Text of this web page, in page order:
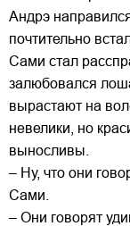
Андрэ
почтительно
Сами стал
залюбовался
вырастают на
невелики, но
выносливы.
– Ну, что они
Сами.
– Они говорят